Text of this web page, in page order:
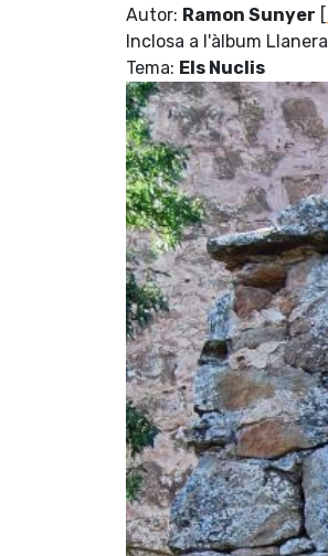
Autor: Ramon Sunyer [
Inclosa a l'àlbum Llanera
Tema: Els Nuclis